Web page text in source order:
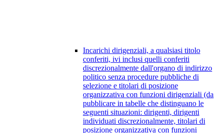
Incarichi dirigenziali, a qualsiasi titolo
conferiti, ivi inclusi quelli conferiti
discrezionalmente dall'organo di indirizzo
politico senza procedure pubbliche di
selezione e titolari di posizione
organizzativa con funzioni dirigenziali (da
pubblicare in tabelle che distinguano le
seguenti situazioni: dirigenti, dirigenti
individuati discrezionalmente, titolari di
posizione organizzativa con funzioni